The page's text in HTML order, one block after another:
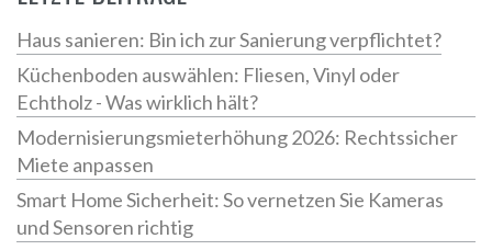
können. Lesen Sie weiter für wertvolle Einblicke und
konkrete Ratschläge.
Haus sanieren: Bin ich zur Sanierung verpflichtet?
Küchenboden auswählen: Fliesen, Vinyl oder
Echtholz - Was wirklich hält?
Modernisierungsmieterhöhung 2026: Rechtssicher
Miete anpassen
Smart Home Sicherheit: So vernetzen Sie Kameras
und Sensoren richtig